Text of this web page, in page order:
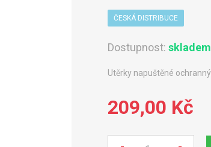
ČESKÁ DISTRIBUCE
Dostupnost: skladem
Utěrky napuštěné
209,00 Kč